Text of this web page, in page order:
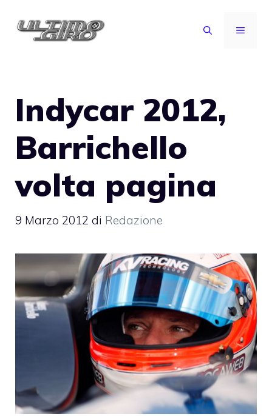
MENU
Indycar 2012,
Barrichello
volta pagina
9 Marzo 2012 di Redazione